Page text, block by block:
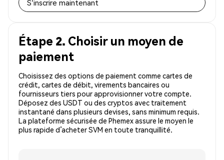
S'inscrire maintenant
Étape 2. Choisir un moyen de
paiement
Choisissez des options de paiement comme cartes de
crédit, cartes de débit, virements bancaires ou
fournisseurs tiers pour approvisionner votre compte.
Déposez des USDT ou des cryptos avec traitement
instantané dans plusieurs devises, sans minimum requis.
La plateforme sécurisée de Phemex assure le moyen le
plus rapide d’acheter SVM en toute tranquillité.